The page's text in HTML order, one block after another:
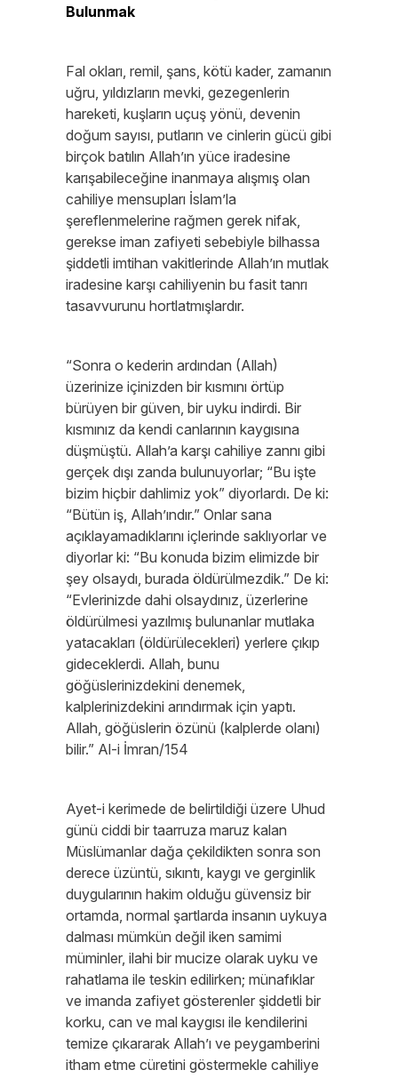
Bulunmak
Fal okları, remil, şans, kötü kader, zamanın
uğru, yıldızların mevki, gezegenlerin
hareketi, kuşların uçuş yönü, devenin
doğum sayısı, putların ve cinlerin gücü gibi
birçok batılın Allah’ın yüce iradesine
karışabileceğine inanmaya alışmış olan
cahiliye mensupları İslam’la
şereflenmelerine rağmen gerek nifak,
gerekse iman zafiyeti sebebiyle bilhassa
şiddetli imtihan vakitlerinde Allah’ın mutlak
iradesine karşı cahiliyenin bu fasit tanrı
tasavvurunu hortlatmışlardır.
“Sonra o kederin ardından (Allah)
üzerinize içinizden bir kısmını örtüp
bürüyen bir güven, bir uyku indirdi. Bir
kısmınız da kendi canlarının kaygısına
düşmüştü. Allah’a karşı cahiliye zannı gibi
gerçek dışı zanda bulunuyorlar; “Bu işte
bizim hiçbir dahlimiz yok” diyorlardı. De ki:
“Bütün iş, Allah’ındır.” Onlar sana
açıklayamadıklarını içlerinde saklıyorlar ve
diyorlar ki: “Bu konuda bizim elimizde bir
şey olsaydı, burada öldürülmezdik.” De ki:
“Evlerinizde dahi olsaydınız, üzerlerine
öldürülmesi yazılmış bulunanlar mutlaka
yatacakları (öldürülecekleri) yerlere çıkıp
gideceklerdi. Allah, bunu
göğüslerinizdekini denemek,
kalplerinizdekini arındırmak için yaptı.
Allah, göğüslerin özünü (kalplerde olanı)
bilir.” Al-i İmran/154
Ayet-i kerimede de belirtildiği üzere Uhud
günü ciddi bir taarruza maruz kalan
Müslümanlar dağa çekildikten sonra son
derece üzüntü, sıkıntı, kaygı ve gerginlik
duygularının hakim olduğu güvensiz bir
ortamda, normal şartlarda insanın uykuya
dalması mümkün değil iken samimi
müminler, ilahi bir mucize olarak uyku ve
rahatlama ile teskin edilirken; münafıklar
ve imanda zafiyet gösterenler şiddetli bir
korku, can ve mal kaygısı ile kendilerini
temize çıkararak Allah’ı ve peygamberini
itham etme cüretini göstermekle cahiliye